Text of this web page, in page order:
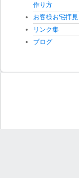
作り方
お客様お宅拝見
リンク集
ブログ